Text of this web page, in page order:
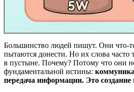
Большинство людей пишут. Они что-
пытаются донести. Но их слова часто
в пустыне. Почему? Потому что они
фундаментальной истины:
передача информации. Это